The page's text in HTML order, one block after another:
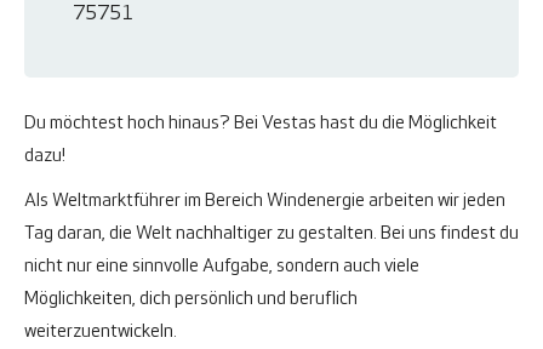
75751
Du möchtest hoch hinaus? Bei Vestas hast du die Möglichkeit
dazu!
Als Weltmarktführer im Bereich Windenergie arbeiten wir jeden
Tag daran, die Welt nachhaltiger zu gestalten. Bei uns findest du
nicht nur eine sinnvolle Aufgabe, sondern auch viele
Möglichkeiten, dich persönlich und beruflich
weiterzuentwickeln.